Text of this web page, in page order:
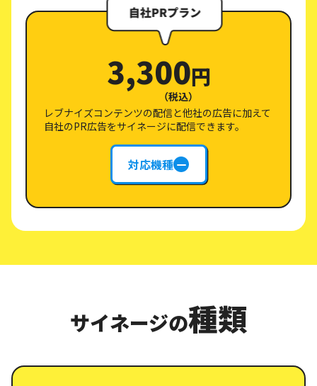
3,300円
（税込）
レブナイズコンテンツの配信と他社の広告に加えて
自社のPR広告をサイネージに配信できます。
対応機種
サイネージの種類